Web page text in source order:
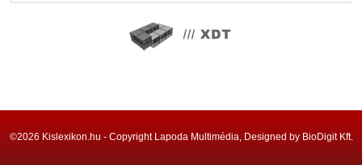
©2026 Kislexikon.hu - Copyright Lapoda Multimédia, Designed by BioDigit Kft.